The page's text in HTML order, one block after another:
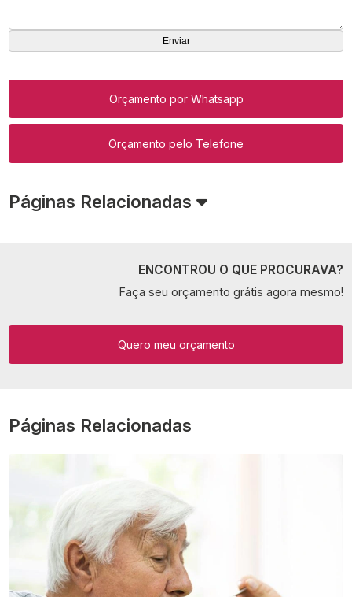
Orçamento por Whatsapp
Orçamento pelo Telefone
Páginas Relacionadas
ENCONTROU O QUE PROCURAVA?
Faça seu orçamento grátis agora mesmo!
Quero meu orçamento
Páginas Relacionadas